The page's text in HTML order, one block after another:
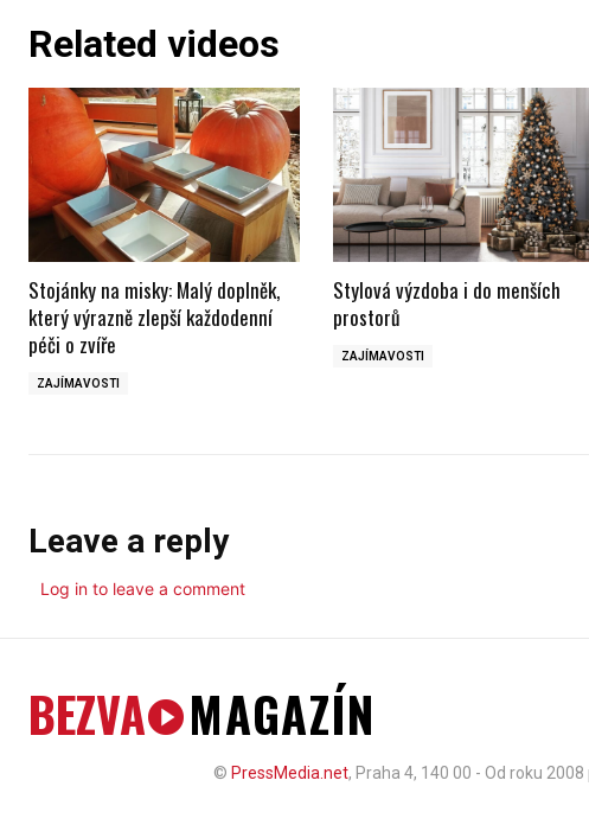
Related videos
Stojánky na misky: Malý doplněk,
který výrazně zlepší každodenní
péči o zvíře
ZAJÍMAVOSTI
Stylová výzdoba i do menších
prostorů
ZAJÍMAVOSTI
Leave a reply
Log in to leave a comment
BEZVA MAGAZÍN
© PressMedia.net, Praha 4, 140 00 - Od roku